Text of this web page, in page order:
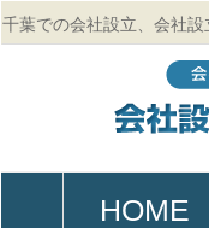
千葉での会社設立、会社
HOME